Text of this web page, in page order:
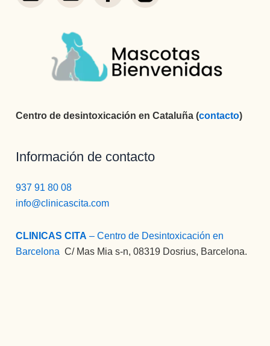
Centro de desintoxicación en Cataluña (contacto)
Información de contacto
937 91 80 08
info@clinicascita.com
CLINICAS CITA – Centro de Desintoxicación en
Barcelona :C/ Mas Mia s-n, 08319 Dosrius, Barcelona.